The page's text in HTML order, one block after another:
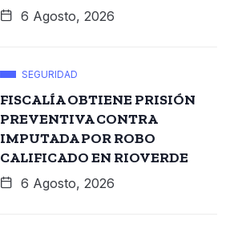
6 Agosto, 2026
SEGURIDAD
FISCALÍA OBTIENE PRISIÓN
PREVENTIVA CONTRA
IMPUTADA POR ROBO
CALIFICADO EN RIOVERDE
6 Agosto, 2026